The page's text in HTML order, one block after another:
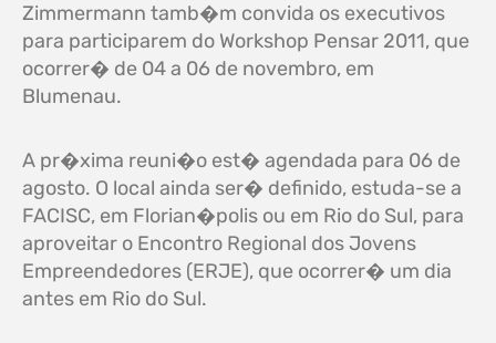
Zimmermann tamb�m convida os executivos
para participarem do Workshop Pensar 2011, que
ocorrer� de 04 a 06 de novembro, em
Blumenau.
A pr�xima reuni�o est� agendada para 06 de
agosto. O local ainda ser� definido, estuda-se a
FACISC, em Florian�polis ou em Rio do Sul, para
aproveitar o Encontro Regional dos Jovens
Empreendedores (ERJE), que ocorrer� um dia
antes em Rio do Sul.